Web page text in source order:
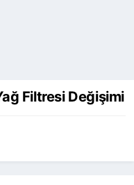
Filtresi Değişimi